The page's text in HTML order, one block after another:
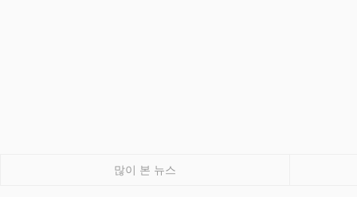
많이 본 뉴스